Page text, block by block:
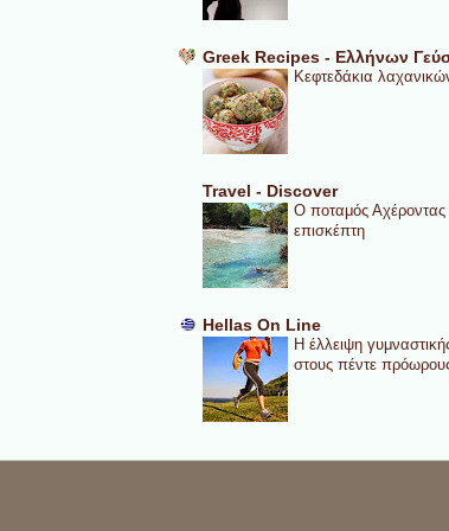
Greek Recipes - Ελλήνων
Κεφτεδάκια
Travel - Discover
Ο ποταμός Αχέροντας
επισκέπτη
Hellas On Line
Η έλλειψη
στους πέντε